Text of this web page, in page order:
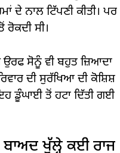
ਨਾਲ ਟਿੱਪਣੀ ਕੀਤੀ। ਪਰ
ਸੀ।
ਉਰਫ ਸੋਨੂੰ ਵੀ ਬਹੁਤ ਜ਼ਿਆਦਾ
ਦੀ ਸੁਰੱਖਿਆ ਦੀ ਕੋਸ਼ਿਸ਼
ਡੂੰਘਾਈ ਤੋਂ ਹਟਾ ਦਿੱਤੀ ਗਈ
ਬਾਅਦ ਖੁੱਲ੍ਹੇ ਕਈ ਰਾਜ